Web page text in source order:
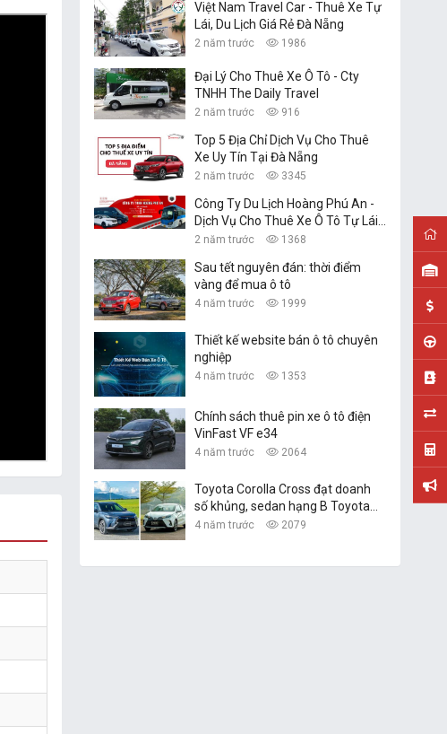
Việt Nam Travel Car - Thuê Xe Tự
Lái, Du Lịch Giá Rẻ Đà Nẵng
2 năm trước 1986
Đại Lý Cho Thuê Xe Ô Tô - Cty
TNHH The Daily Travel
2 năm trước 916
Top 5 Địa Chỉ Dịch Vụ Cho Thuê
Xe Uy Tín Tại Đà Nẵng
2 năm trước 3345
Công Ty Du Lịch Hoàng Phú An -
Dịch Vụ Cho Thuê Xe Ô Tô Tự Lái,
Xe Du Lịch Đà Nẵng
2 năm trước 1368
Sau tết nguyên đán: thời điểm
vàng để mua ô tô
4 năm trước 1999
Thiết kế website bán ô tô chuyên
nghiệp
4 năm trước 1353
Chính sách thuê pin xe ô tô điện
VinFast VF e34
4 năm trước 2064
Toyota Corolla Cross đạt doanh
số khủng, sedan hạng B Toyota
Vios vững ngôi vàng
4 năm trước 2079